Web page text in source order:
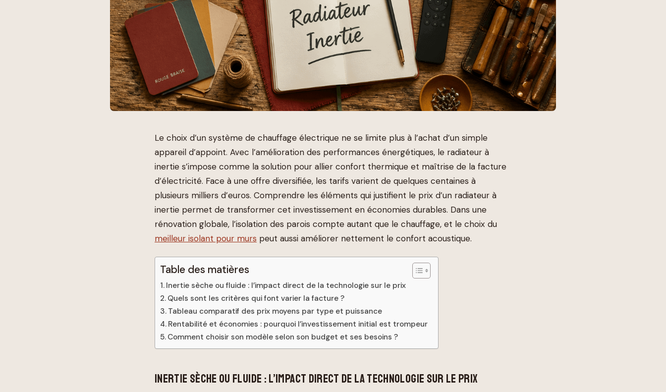
Le choix d’un système de chauffage électrique ne se limite plus à l’achat d’un simple
appareil d’appoint. Avec l’amélioration des performances énergétiques, le radiateur à
inertie s’impose comme la solution pour allier confort thermique et maîtrise de la facture
d’électricité. Face à une offre diversifiée, les tarifs varient de quelques centaines à
plusieurs milliers d’euros. Comprendre les éléments qui justifient le prix d’un radiateur à
inertie permet de transformer cet investissement en économies durables. Dans une
rénovation globale, l’isolation des parois compte autant que le chauffage, et le choix du
meilleur isolant pour murs peut aussi améliorer nettement le confort acoustique.
Table des matières
Inertie sèche ou fluide : l’impact direct de la technologie sur le prix
Quels sont les critères qui font varier la facture ?
Tableau comparatif des prix moyens par type et puissance
Rentabilité et économies : pourquoi l’investissement initial est trompeur
Comment choisir son modèle selon son budget et ses besoins ?
INERTIE SÈCHE OU FLUIDE : L’IMPACT DIRECT DE LA TECHNOLOGIE SUR LE PRIX